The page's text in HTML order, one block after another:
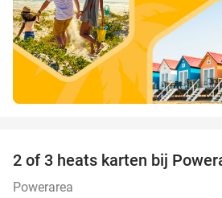
2 of 3 heats karten bij
Powerarea